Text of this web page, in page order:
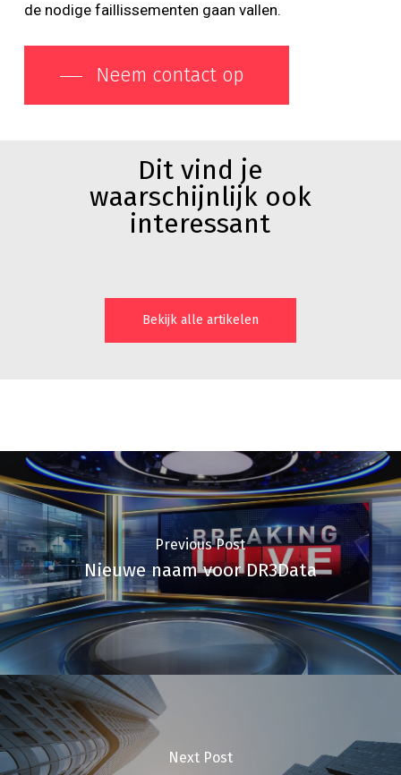
de nodige faillissementen gaan vallen.
Neem contact op
Dit vind je
waarschijnlijk ook
interessant
Bekijk alle artikelen
Previous Post
Nieuwe naam voor DR3Data
Next Post